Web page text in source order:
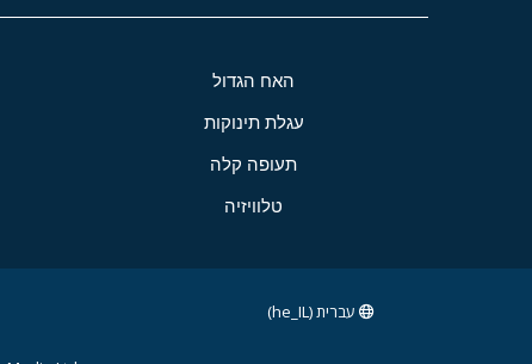
האח הגדול
עגלת תינוקות
תעופה קלה
טלוויזיה
עברית (he_IL)